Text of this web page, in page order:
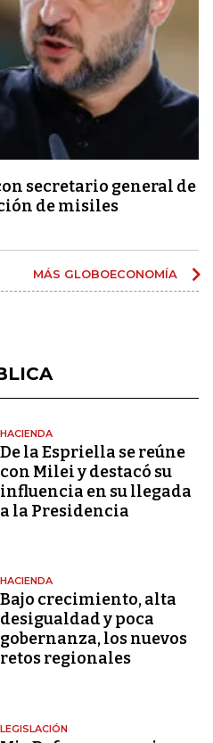
secretario general de
de misiles
MÁS GLOBOECONOMÍA
HACIENDA
De la Espriella se reúne
con Milei y destacó su
influencia en su llegada
a la Presidencia
HACIENDA
Bajo crecimiento, alta
desigualdad y poca
gobernanza, los nuevos
retos regionales
LEGISLACIÓN